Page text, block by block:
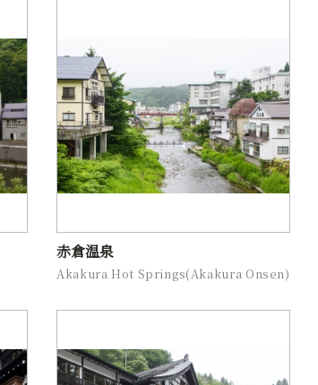
赤倉温泉
Akakura Hot Springs(Akakura Onsen)